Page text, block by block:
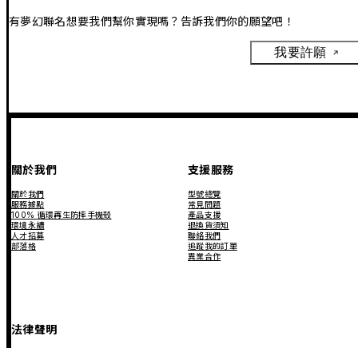
有夢幻聯名想要我們幫你實現嗎？告訴我們你的願望吧！
我要許願
關於我們
關於我們
服務據點
100% 循環再生防摔手機殼
環境永續
人才招募
部落格
支援服務
型號總覽
常見問題
產品支援
退換貨須知
聯絡我們
追蹤我的訂單
異業合作
法律聲明